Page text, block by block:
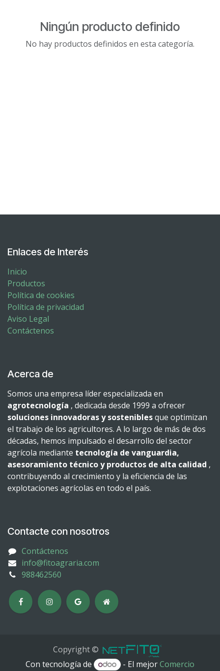
Ningún producto definido
No hay productos definidos en esta categoría.
Enlaces de Interés
Inicio
Productos
Política de cookies
Política de privacidad
Aviso Legal
Contáctenos
Acerca de
Somos una empresa líder especializada en
agrotecnología , dedicada desde 1999 a ofrecer
soluciones innovadoras y sosteniblesque optimizan
el trabajo de los agricultores. A lo largo de más de dos
décadas, hemos impulsado el desarrollo del sector
agrícola mediante tecnología de vanguardia,
asesoramiento técnico y productos de alta calidad ,
contribuyendo al crecimiento y la eficiencia de las
explotaciones agrícolas en todo el país.
Contacte con nosotros
Contáctenos
info@fitoagraria.com
988462560
Copyright ©
Con tecnología de
- El mejorComercio